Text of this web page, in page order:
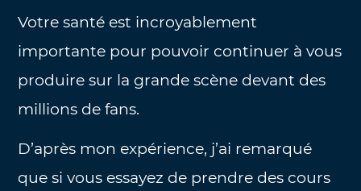
Votre santé est incroyablement
importante pour pouvoir continuer à vous
produire sur la grande scène devant des
millions de fans.
D’après mon expérience, j’ai remarqué
que si vous essayez de prendre des cours